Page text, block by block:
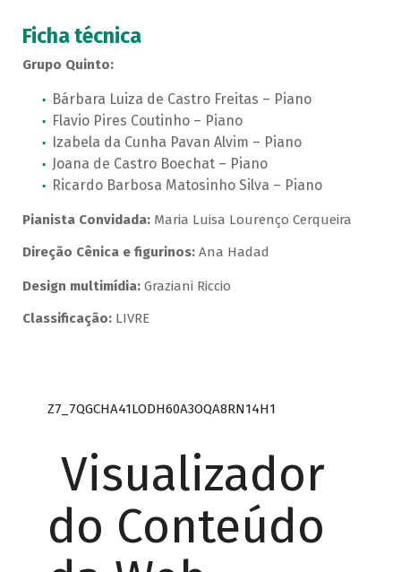
Ficha técnica
Grupo Quinto:
Bárbara Luiza de Castro Freitas – Piano
Flavio Pires Coutinho – Piano
Izabela da Cunha Pavan Alvim – Piano
Joana de Castro Boechat – Piano
Ricardo Barbosa Matosinho Silva – Piano
Pianista Convidada: Maria Luisa Lourenço Cerqueira
Direção Cênica e figurinos:Ana Hadad
Design multimídia:Graziani Riccio
Classificação:LIVRE
Z7_7QGCHA41LODH60A3OQA8RN14H1
Visualizador
do Conteúdo